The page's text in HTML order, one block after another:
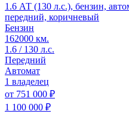
1.6 АТ (130 л.с.), бензин,
передний, коричневый
Бензин
162000 км.
1.6 / 130 л.с.
Передний
Автомат
1 владелец
от 751 000 ₽
1 100 000 ₽